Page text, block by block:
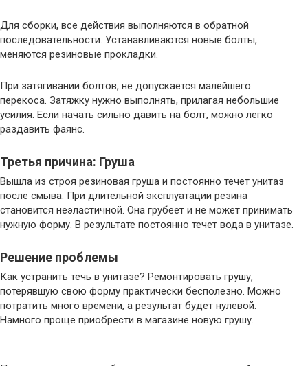
Для сборки, все действия выполняются в обратной
последовательности. Устанавливаются новые болты,
меняются резиновые прокладки.
При затягивании болтов, не допускается малейшего
перекоса. Затяжку нужно выполнять, прилагая небольшие
усилия. Если начать сильно давить на болт, можно легко
раздавить фаянс.
Третья причина: Груша
Вышла из строя резиновая груша и постоянно течет унитаз
после смыва. При длительной эксплуатации резина
становится неэластичной. Она грубеет и не может принимать
нужную форму. В результате постоянно течет вода в унитазе.
Решение проблемы
Как устранить течь в унитазе? Ремонтировать грушу,
потерявшую свою форму практически бесполезно. Можно
потратить много времени, а результат будет нулевой.
Намного проще приобрести в магазине новую грушу.